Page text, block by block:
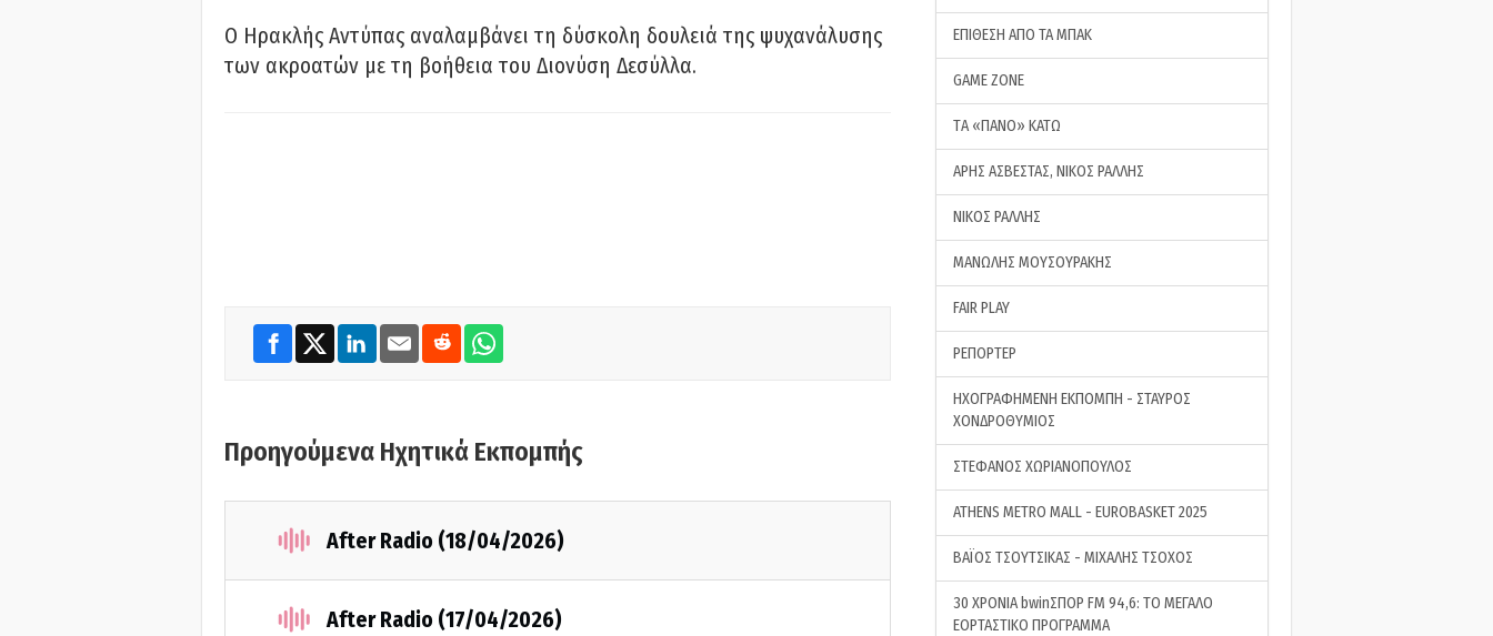
Ο Ηρακλής Αντύπας αναλαμβάνει τη δύσκολη δουλειά της ψυχανάλυσης
των ακροατών με τη βοήθεια του Διονύση Δεσύλλα.
Προηγούμενα Ηχητικά Εκπομπής
After Radio (18/04/2026)
After Radio (17/04/2026)
ΕΠΙΘΕΣΗ ΑΠΟ ΤΑ ΜΠΑΚ
GAME ZONE
ΤA «ΠΑΝΟ» ΚΑΤΩ
ΑΡΗΣ ΑΣΒΕΣΤΑΣ, ΝΙΚΟΣ ΡΑΛΛΗΣ
ΝΙΚΟΣ ΡΑΛΛΗΣ
ΜΑΝΩΛΗΣ ΜΟΥΣΟΥΡΑΚΗΣ
FAIR PLAY
ΡΕΠΟΡΤΕΡ
ΗΧΟΓΡΑΦΗΜΕΝΗ ΕΚΠΟΜΠΗ - ΣΤΑΥΡΟΣ
ΧΟΝΔΡΟΘΥΜΙΟΣ
ΣΤΕΦΑΝΟΣ ΧΩΡΙΑΝΟΠΟΥΛΟΣ
ATHENS METRO MALL - EUROBASKET 2025
ΒΑΪΟΣ ΤΣΟΥΤΣΙΚΑΣ - ΜΙΧΑΛΗΣ ΤΣΟΧΟΣ
30 ΧΡΟΝΙΑ bwinΣΠΟΡ FM 94,6: ΤΟ ΜΕΓΑΛΟ
ΕΟΡΤΑΣΤΙΚΟ ΠΡΟΓΡΑΜΜΑ